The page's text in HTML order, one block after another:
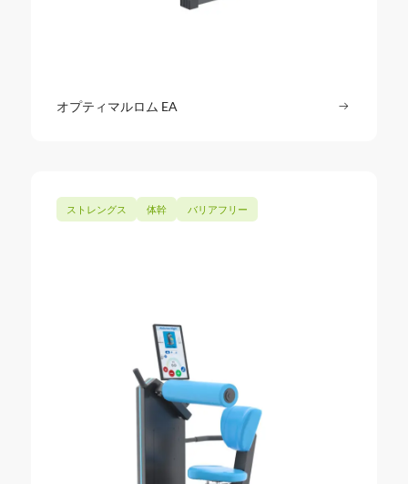
オプティマルロム EA
ストレングス 体幹 バリアフリー